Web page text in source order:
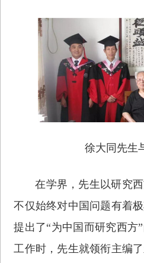
徐大同先生
在学界，先生以研究
不仅始终对中国问题有着
提出了“为中国而研究西方
工作时，先生就领衔主编